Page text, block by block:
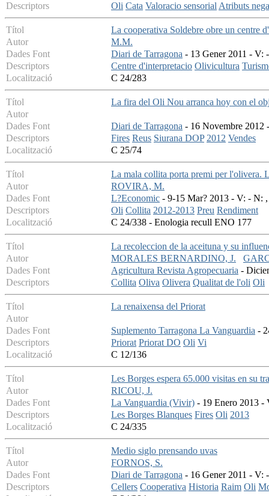
Descriptors
Oli Cata Valoracio sensorialAtributs
Títol
La cooperativa Soldebre obre un centre
Autor
M.M.
Dades Font
Diari de Tarragona - 13 Gener 2011 - V:
Descriptors
Centre d'interpretacio Olivicultura
Localització
C 24/283
Títol
La fira del Oli Nou arranca hoy con el
Autor
Dades Font
Diari de Tarragona - 16 Novembre 2012
Descriptors
Fires Reus Siurana DOP 2012 Vendes
Localització
C 25/74
Títol
La mala collita porta premi per l'olivera.
Autor
ROVIRA, M.
Dades Font
L?Economic - 9-15 Mar? 2013 - V: - N:
Descriptors
Oli Collita 2012-2013 Preu Rendiment
Localització
C 24/338 - Enologia recull ENO 177
Títol
La recoleccion de la aceituna y su
Autor
MORALES BERNARDINO, J.
Dades Font
Agricultura Revista Agropecuaria -
Descriptors
Collita Oliva Olivera Qualitat de l'oli Oli
Títol
La renaixensa del Priorat
Autor
Dades Font
Suplemento Tarragona La Vanguardia -
Descriptors
Priorat Priorat DO Oli Vi
Localització
C 12/136
Títol
Les Borges espera 65.000 visitas en su
Autor
RICOU, J.
Dades Font
La Vanguardia (Vivir) - 19 Enero 2013 -
Descriptors
Les Borges Blanques Fires Oli 2013
Localització
C 24/335
Títol
Medio siglo prensando uvas
Autor
FORNOS, S.
Dades Font
Diari de Tarragona - 16 Gener 2011 - V:
Descriptors
Cellers Cooperativa Historia Raim Oli